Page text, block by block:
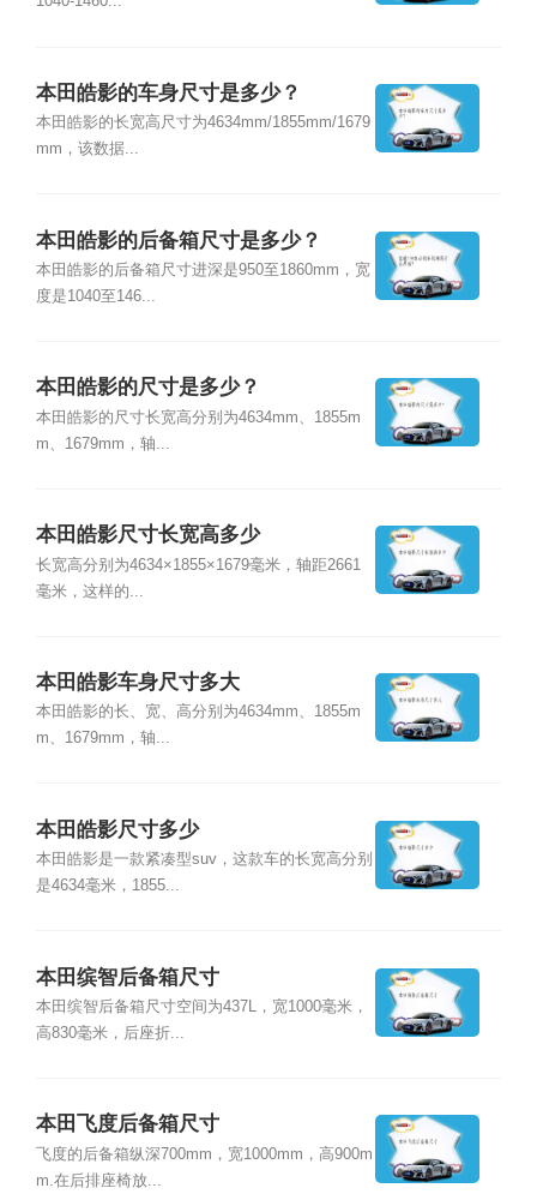
本田皓影的车身尺寸是多少？
本田皓影的长宽高尺寸为4634mm/1855mm/1679
mm，该数据...
本田皓影的后备箱尺寸是多少？
本田皓影的后备箱尺寸进深是950至1860mm，宽
度是1040至146...
本田皓影的尺寸是多少？
本田皓影的尺寸长宽高分别为4634mm、1855m
m、1679mm，轴...
本田皓影尺寸长宽高多少
长宽高分别为4634×1855×1679毫米，轴距2661
毫米，这样的...
本田皓影车身尺寸多大
本田皓影的长、宽、高分别为4634mm、1855m
m、1679mm，轴...
本田皓影尺寸多少
本田皓影是一款紧凑型suv，这款车的长宽高分别
是4634毫米，1855...
本田缤智后备箱尺寸
本田缤智后备箱尺寸空间为437L，宽1000毫米，
高830毫米，后座折...
本田飞度后备箱尺寸
飞度的后备箱纵深700mm，宽1000mm，高900m
m.在后排座椅放...